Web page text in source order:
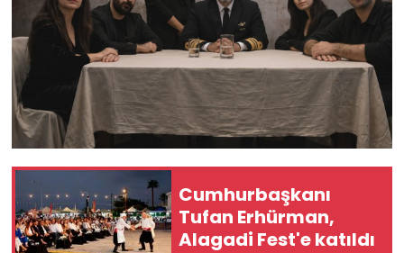
Cumhurbaşkanı
Tufan Erhürman,
Alagadi Fest'e katıldı